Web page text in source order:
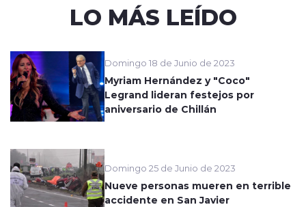
LO MÁS LEÍDO
Domingo 18 de Junio de 2023
Myriam Hernández y "Coco"
Legrand lideran festejos por
aniversario de Chillán
Domingo 25 de Junio de 2023
Nueve personas mueren en terrible
accidente en San Javier